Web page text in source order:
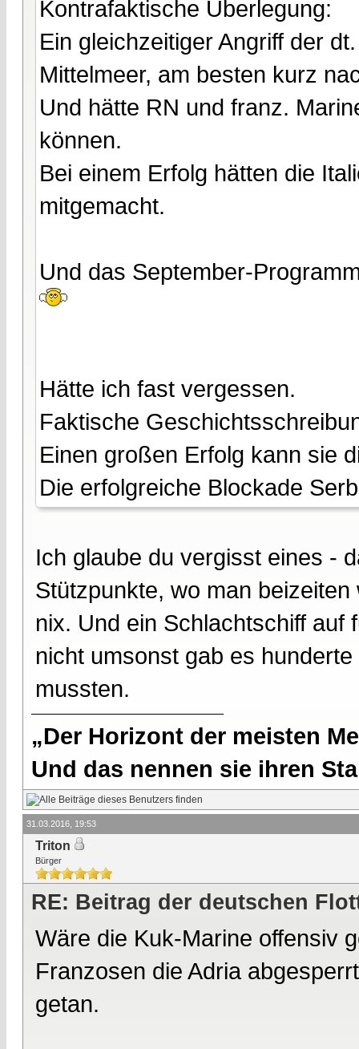
Kontrafaktische Überlegung:
Ein gleichzeitiger Angriff der
Mittelmeer, am besten kurz
Und hätte RN und franz.
können.
Bei einem Erfolg hätten die
mitgemacht.
Und das September-
Hätte ich fast vergessen.
Faktische
Einen großen Erfolg kann sie
Die erfolgreiche Blockade
Ich glaube du vergisst eines -
Stützpunkte, wo man
nix. Und ein Schlachtschiff auf
nicht umsonst gab es
mussten.
„Der Horizont der meisten
Und das nennen sie ihren
31.03.2016, 19:53
Triton
Bürger
RE: Beitrag der deutschen
Wäre die Kuk-Marine offensiv
Franzosen die Adria
getan.